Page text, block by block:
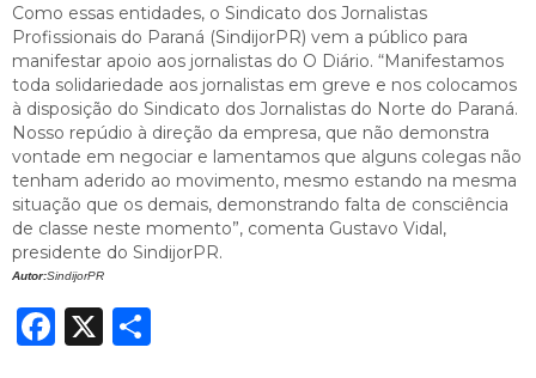
Como essas entidades, o Sindicato dos Jornalistas
Profissionais do Paraná (SindijorPR) vem a público para
manifestar apoio aos jornalistas do O Diário. “Manifestamos
toda solidariedade aos jornalistas em greve e nos colocamos
à disposição do Sindicato dos Jornalistas do Norte do Paraná.
Nosso repúdio à direção da empresa, que não demonstra
vontade em negociar e lamentamos que alguns colegas não
tenham aderido ao movimento, mesmo estando na mesma
situação que os demais, demonstrando falta de consciência
de classe neste momento”, comenta Gustavo Vidal,
presidente do SindijorPR.
Autor:SindijorPR
Facebook
X